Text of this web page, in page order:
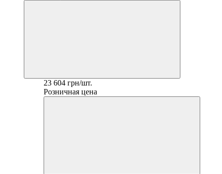
23 604 грн/шт.
Розничная цена